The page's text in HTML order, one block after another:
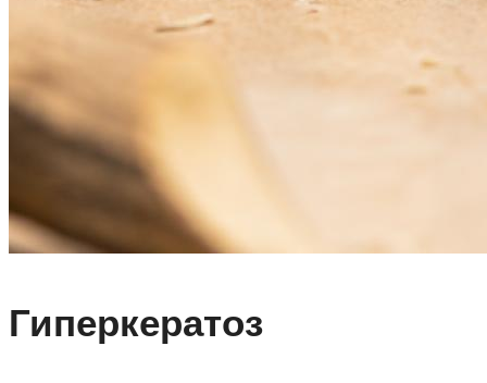
Гиперкератоз